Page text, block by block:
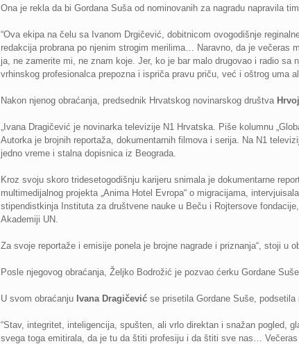
Ona je rekla da bi Gordana Suša od nominovanih za nagradu napravila
“Ova ekipa na čelu sa Ivanom Drgičević, dobitnicom ovogodišnje
redakcija probrana po njenim strogim merilima… Naravno, da je
ja, ne zamerite mi, ne znam koje. Jer, ko je bar malo drugovao i radio
vrhinskog profesionalca prepozna i ispriča pravu priču, već i oštrog uma
Nakon njenog obraćanja, predsednik Hrvatskog novinarskog društva
„Ivana Dragičević je novinarka televizije N1 Hrvatska. Piše kolumnu
Autorka je brojnih reportaža, dokumentarnih filmova i serija. Na N1
jedno vreme i stalna dopisnica iz Beograda.
Kroz svoju skoro tridesetogodišnju karijeru snimala je dokumentarne
multimedijalnog projekta „Anima Hotel Evropa“ o migracijama,
stipendistkinja Instituta za društvene nauke u Beču i Rojtersove
Akademiji UN.
Za svoje reportaže i emisije ponela je brojne nagrade i priznanja“, stoji u
Posle njegovog obraćanja, Željko Bodrožić je pozvao ćerku Gordane
U svom obraćanju Ivana Dragičevićse prisetila Gordane Suše, podsetila
“Stav, integritet, inteligencija, spušten, ali vrlo direktan i snažan pogled,
svega toga emitirala, da je tu da štiti profesiju i da štiti sve nas…